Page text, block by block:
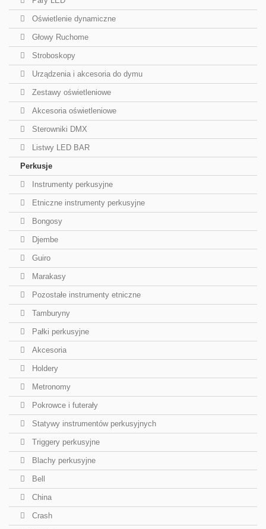
Oświetlenie dynamiczne
Głowy Ruchome
Stroboskopy
Urządzenia i akcesoria do dymu
Zestawy oświetleniowe
Akcesoria oświetleniowe
Sterowniki DMX
Listwy LED BAR
Perkusje
Instrumenty perkusyjne
Etniczne instrumenty perkusyjne
Bongosy
Djembe
Guiro
Marakasy
Pozostałe instrumenty etniczne
Tamburyny
Pałki perkusyjne
Akcesoria
Holdery
Metronomy
Pokrowce i futerały
Statywy instrumentów perkusyjnych
Triggery perkusyjne
Blachy perkusyjne
Bell
China
Crash